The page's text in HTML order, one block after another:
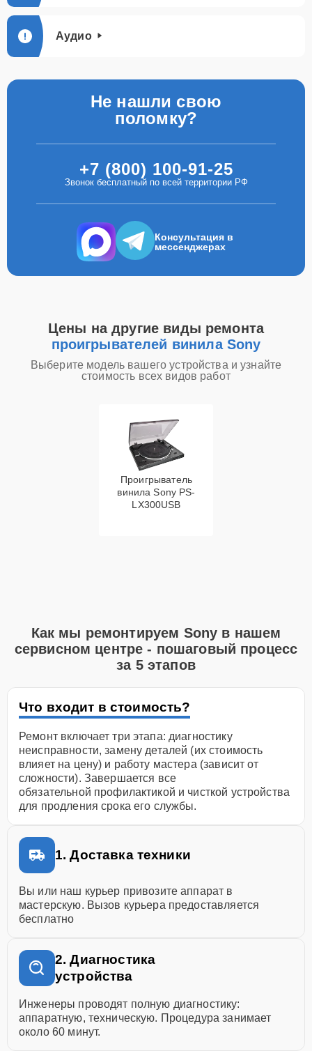
Аудио
Не нашли свою
поломку?
+7 (800) 100-91-25
Звонок бесплатный по всей территории РФ
Консультация в
мессенджерах
Цены на другие виды ремонта
проигрывателей винила Sony
Выберите модель вашего устройства и узнайте
стоимость всех видов работ
Проигрыватель
винила Sony PS-
LX300USB
Как мы ремонтируем Sony в нашем
сервисном центре - пошаговый процесс
за 5 этапов
Что входит в стоимость?
Ремонт включает три этапа: диагностику
неисправности, замену деталей (их стоимость
влияет на цену) и работу мастера (зависит от
сложности). Завершается все
обязательной профилактикой и чисткой устройства
для продления срока его службы.
1. Доставка техники
Вы или наш курьер привозите аппарат в
мастерскую. Вызов курьера предоставляется
бесплатно
2. Диагностика
устройства
Инженеры проводят полную диагностику:
аппаратную, техническую. Процедура занимает
около 60 минут.